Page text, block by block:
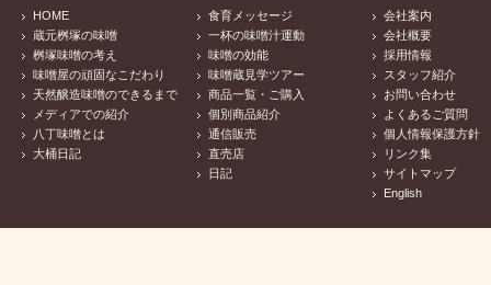
HOME
蔵元桝塚の味噌
桝塚味噌の考え
味噌屋の頑固なこだわり
天然醸造味噌のできるまで
メディアでの紹介
八丁味噌とは
大桶日記
食育メッセージ
一杯の味噌汁運動
味噌の効能
味噌蔵見学ツアー
商品一覧・ご購入
個別商品紹介
通信販売
直売店
日記
会社案内
会社概要
採用情報
スタッフ紹介
お問い合わせ
よくあるご質問
個人情報保護方針
リンク集
サイトマップ
English